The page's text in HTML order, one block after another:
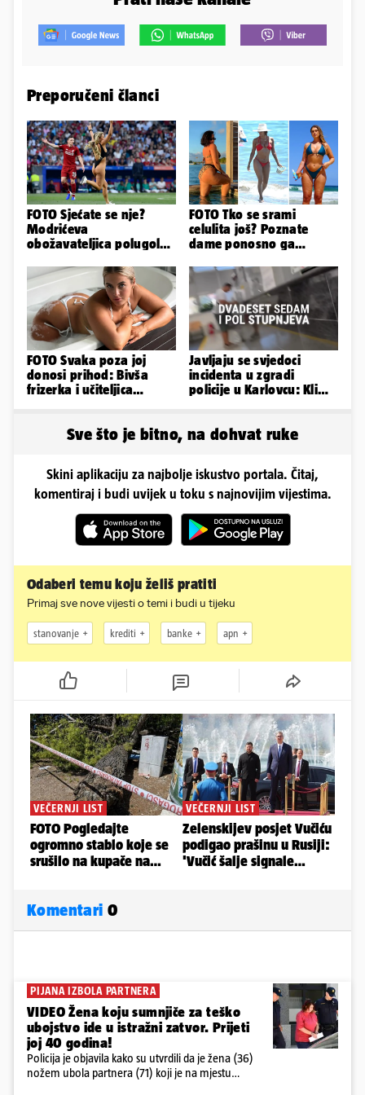
Preporučeni članci
FOTO Sjećate se nje?
Modrićeva
obožavateljica polugola
što radi danas
FOTO Tko se srami
celulita još? Poznate
dame ponosno ga
obline
FOTO Svaka poza joj
donosi prihod: Bivša
frizerka i učiteljica
Javljaju se svjedoci
incidenta u zgradi
policije u Karlovcu: Klima
Sve što je bitno, na dohvat ruke
Skini aplikaciju za najbolje iskustvo portala. Čitaj,
komentiraj i budi uvijek u toku s najnovijim vijestima.
Odaberi temu koju želiš pratiti
Primaj sve nove vijesti o temi i budi u tijeku
stanovanje krediti banke apn
Komentari 0
PIJANA IZBOLA PARTNERA
VIDEO Žena koju sumnjiče za teško
ubojstvo ide u istražni zatvor. Prijeti
joj 40 godina!
Policija je objavila kako su utvrdili da je žena (36)
nožem ubola partnera (71) koji je na mjestu